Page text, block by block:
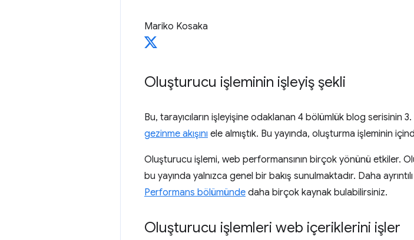
Mariko Kosaka
Oluşturucu işleminin işleyiş şekli
Bu, tarayıcıların işleyişine odaklanan 4 bölümlük blog serisinin
gezinme akışını ele almıştık. Bu yayında, oluşturma işleminin
Oluşturucu işlemi, web performansının birçok yönünü etkiler.
bu yayında yalnızca genel bir bakış sunulmaktadır. Daha
Performans bölümünde daha birçok kaynak bulabilirsiniz.
Oluşturucu işlemleri web içeriklerini işler